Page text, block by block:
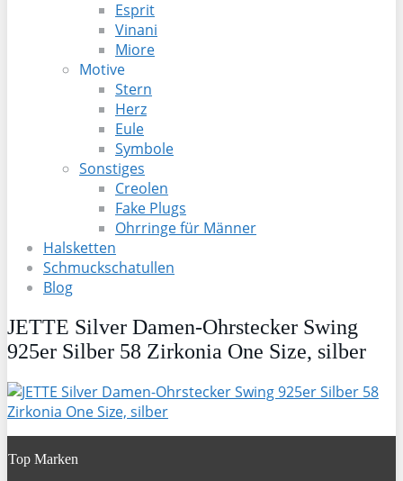
Esprit
Vinani
Miore
Motive
Stern
Herz
Eule
Symbole
Sonstiges
Creolen
Fake Plugs
Ohrringe für Männer
Halsketten
Schmuckschatullen
Blog
JETTE Silver Damen-Ohrstecker Swing
925er Silber 58 Zirkonia One Size, silber
Top Marken